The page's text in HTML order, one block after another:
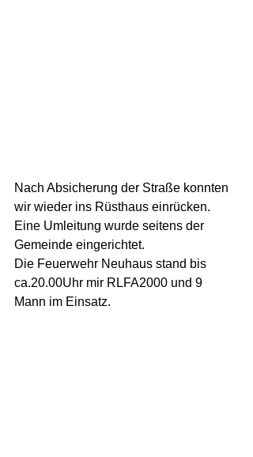
Nach Absicherung der Straße konnten
wir wieder ins Rüsthaus einrücken.
Eine Umleitung wurde seitens der
Gemeinde eingerichtet.
Die Feuerwehr Neuhaus stand bis
ca.20.00Uhr mir RLFA2000 und 9
Mann im Einsatz.